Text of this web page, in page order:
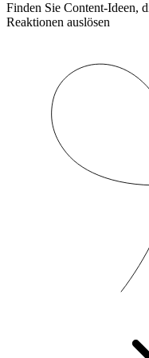
Finden Sie Content-Ideen,
Reaktionen auslösen